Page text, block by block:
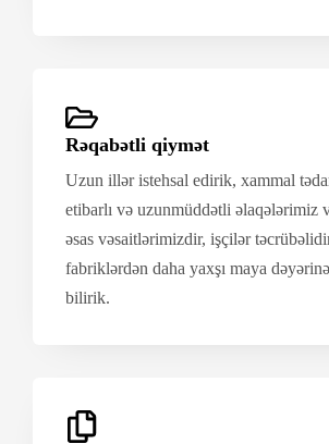
Rəqabətli qiymət
Uzun illər istehsal edirik, xammal
etibarlı və uzunmüddətli əlaqələrimiz
əsas vəsaitlərimizdir, işçilər
fabriklərdən daha yaxşı maya
bilirik.